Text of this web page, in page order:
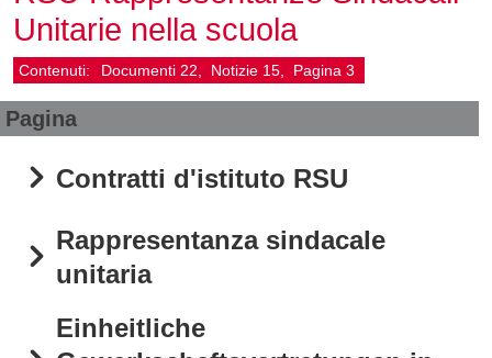
Unitarie nella scuola
Contenuti: Documenti 22 Notizie 15 Pagina 3
Pagina
Contratti d'istituto RSU
Rappresentanza sindacale
unitaria
Einheitliche